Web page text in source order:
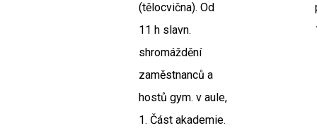
(tělocvična). Od
11 h slavn.
shromáždění
zaměstnanců a
hostů gym. v aule,
1. Část akademie.